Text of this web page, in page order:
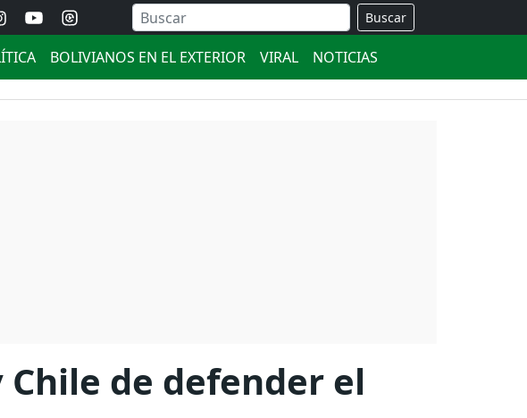
Buscar
BOLIVIANOS EN EL EXTERIOR VIRAL NOTICIAS
de defender el